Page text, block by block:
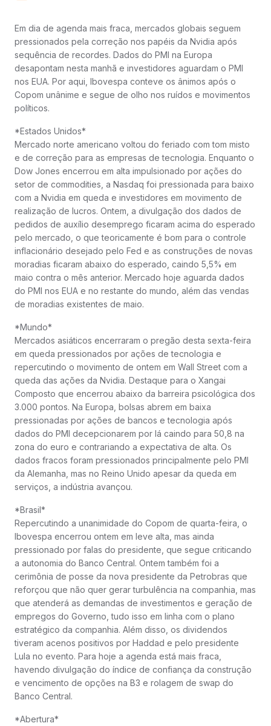
Em dia de agenda mais fraca, mercados globais seguem
pressionados pela correção nos papéis da Nvidia após
sequência de recordes. Dados do PMI na Europa
desapontam nesta manhã e investidores aguardam o PMI
nos EUA. Por aqui, Ibovespa conteve os ânimos após o
Copom unânime e segue de olho nos ruídos e movimentos
políticos.
*Estados Unidos*
Mercado norte americano voltou do feriado com tom misto
e de correção para as empresas de tecnologia. Enquanto o
Dow Jones encerrou em alta impulsionado por ações do
setor de commodities, a Nasdaq foi pressionada para baixo
com a Nvidia em queda e investidores em movimento de
realização de lucros. Ontem, a divulgação dos dados de
pedidos de auxílio desemprego ficaram acima do esperado
pelo mercado, o que teoricamente é bom para o controle
inflacionário desejado pelo Fed e as construções de novas
moradias ficaram abaixo do esperado, caindo 5,5% em
maio contra o mês anterior. Mercado hoje aguarda dados
do PMI nos EUA e no restante do mundo, além das vendas
de moradias existentes de maio.
*Mundo*
Mercados asiáticos encerraram o pregão desta sexta-feira
em queda pressionados por ações de tecnologia e
repercutindo o movimento de ontem em Wall Street com a
queda das ações da Nvidia. Destaque para o Xangai
Composto que encerrou abaixo da barreira psicológica dos
3.000 pontos. Na Europa, bolsas abrem em baixa
pressionadas por ações de bancos e tecnologia após
dados do PMI decepcionarem por lá caindo para 50,8 na
zona do euro e contrariando a expectativa de alta. Os
dados fracos foram pressionados principalmente pelo PMI
da Alemanha, mas no Reino Unido apesar da queda em
serviços, a indústria avançou.
*Brasil*
Repercutindo a unanimidade do Copom de quarta-feira, o
Ibovespa encerrou ontem em leve alta, mas ainda
pressionado por falas do presidente, que segue criticando
a autonomia do Banco Central. Ontem também foi a
cerimônia de posse da nova presidente da Petrobras que
reforçou que não quer gerar turbulência na companhia, mas
que atenderá as demandas de investimentos e geração de
empregos do Governo, tudo isso em linha com o plano
estratégico da companhia. Além disso, os dividendos
tiveram acenos positivos por Haddad e pelo presidente
Lula no evento. Para hoje a agenda está mais fraca,
havendo divulgação do índice de confiança da construção
e vencimento de opções na B3 e rolagem de swap do
Banco Central.
*Abertura*